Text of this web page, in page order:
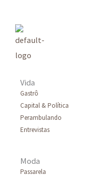
Vida
Gastrô
Capital & Política
Perambulando
Entrevistas
Moda
Passarela